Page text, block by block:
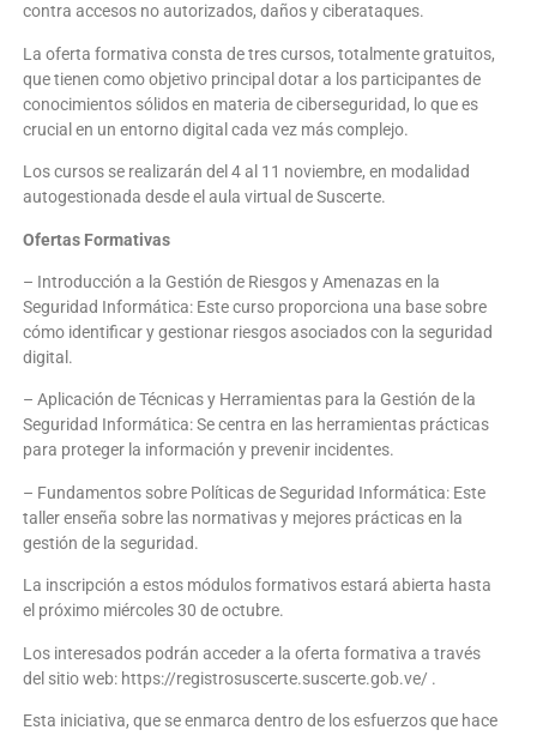
contra accesos no autorizados, daños y ciberataques.
La oferta formativa consta de tres cursos, totalmente gratuitos,
que tienen como objetivo principal dotar a los participantes de
conocimientos sólidos en materia de ciberseguridad, lo que es
crucial en un entorno digital cada vez más complejo.
Los cursos se realizarán del 4 al 11 noviembre, en modalidad
autogestionada desde el aula virtual de Suscerte.
Ofertas Formativas
– Introducción a la Gestión de Riesgos y Amenazas en la
Seguridad Informática: Este curso proporciona una base sobre
cómo identificar y gestionar riesgos asociados con la seguridad
digital.
– Aplicación de Técnicas y Herramientas para la Gestión de la
Seguridad Informática: Se centra en las herramientas prácticas
para proteger la información y prevenir incidentes.
– Fundamentos sobre Políticas de Seguridad Informática: Este
taller enseña sobre las normativas y mejores prácticas en la
gestión de la seguridad.
La inscripción a estos módulos formativos estará abierta hasta
el próximo miércoles 30 de octubre.
Los interesados podrán acceder a la oferta formativa a través
del sitio web: https://registrosuscerte.suscerte.gob.ve/ .
Esta iniciativa, que se enmarca dentro de los esfuerzos que hace